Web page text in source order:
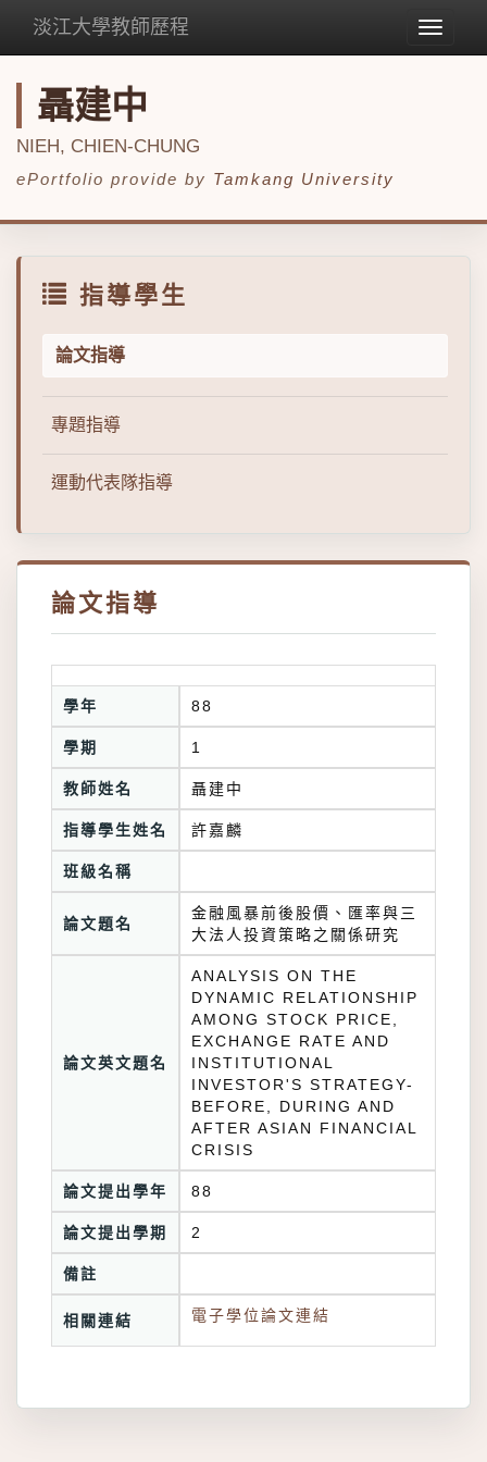
Toggle
淡江大學教師歷程
聶建中
NIEH, CHIEN-CHUNG
ePortfolio provide by Tamkang University
指導學生
論文指導
專題指導
運動代表隊指導
論文指導
學年 88
學期 1
教師姓名 聶建中
指導學生姓名 許嘉麟
班級名稱
論文題名
金融風暴前後股價、匯率與三
大法人投資策略之關係研究
論文英文題名
ANALYSIS ON THE
DYNAMIC RELATIONSHIP
AMONG STOCK PRICE,
EXCHANGE RATE AND
INSTITUTIONAL
INVESTOR'S STRATEGY-
BEFORE, DURING AND
AFTER ASIAN FINANCIAL
CRISIS
論文提出學年 88
論文提出學期 2
備註
相關連結 電子學位論文連結